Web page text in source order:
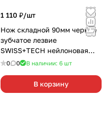
1 110 ₽/шт
Нож складной 90мм черное
зубчатое лезвие
SWISS+TECH нейлоновая
рукоятка ST014012
0 0 В наличии: 6 шт
В корзину